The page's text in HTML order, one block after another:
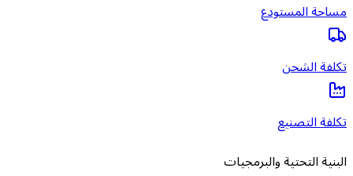
مساحة المستودع
تكلفة الشحن
تكلفة التصنيع
البنية التحتية والبرمجيات